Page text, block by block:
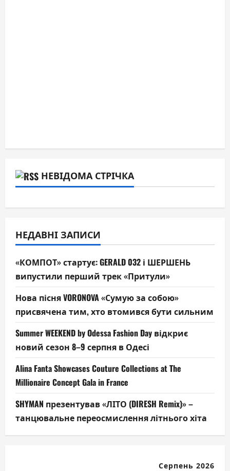
НЕВІДОМА СТРІЧКА
НЕДАВНІ ЗАПИСИ
«КОМПОТ» стартує: GERALD 032 і ШЕРШЕНЬ
випустили перший трек «Притули»
Нова пісня VORONOVA «Сумую за собою»
присвячена тим, хто втомився бути сильним
Summer WEEKEND by Odessa Fashion Day відкриє
новий сезон 8–9 серпня в Одесі
Alina Fanta Showcases Couture Collections at The
Millionaire Concept Gala in France
SHYMAN презентував «ЛІТО (DIRESH Remix)» –
танцювальне переосмислення літнього хіта
Серпень 2026